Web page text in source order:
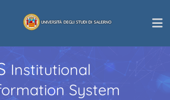
Institutional
System